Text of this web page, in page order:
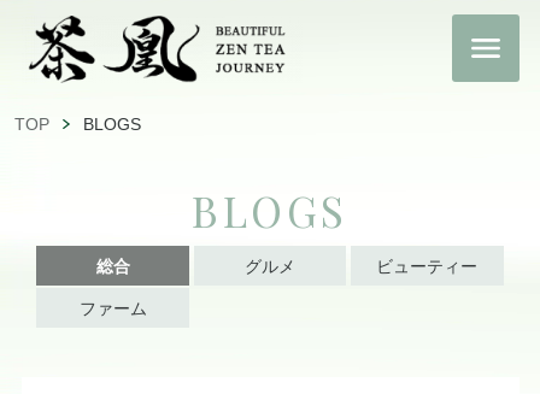
TOP BLOGS
BLOGS
総合 グルメ ビューティー
ファーム